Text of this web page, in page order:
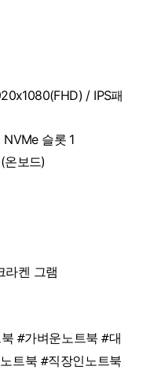
/ IPS패
슬롯 1
온보드)
라켄 그램
#가벼운노트북 #대
트북 #직장인노트북